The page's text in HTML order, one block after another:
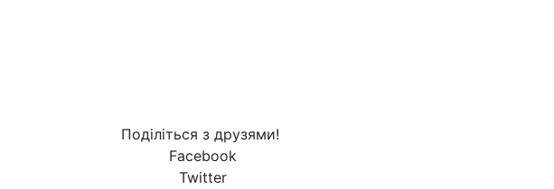
Поділіться з друзями!
Facebook
Twitter